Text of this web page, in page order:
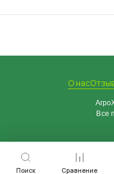
Поиск Сравнение
О нас
Все